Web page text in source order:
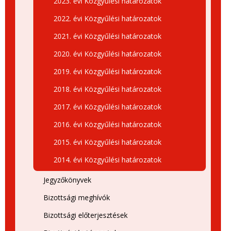
2022. évi Közgyűlési határozatok
2021. évi Közgyűlési határozatok
2020. évi Közgyűlési határozatok
2019. évi Közgyűlési határozatok
2018. évi Közgyűlési határozatok
2017. évi Közgyűlési határozatok
2016. évi Közgyűlési határozatok
2015. évi Közgyűlési határozatok
2014. évi Közgyűlési határozatok
Jegyzőkönyvek
Bizottsági meghívók
Bizottsági előterjesztések